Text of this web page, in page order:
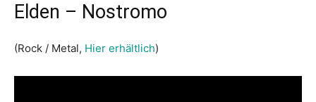
Elden – Nostromo
(Rock / Metal, Hier erhältlich)